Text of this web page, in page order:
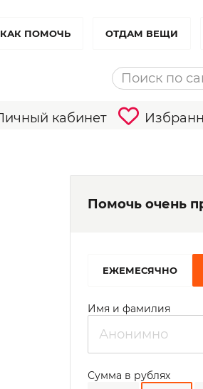
КАК ПОМОЧЬ ОТДАМ ВЕЩИ
кабинет
Помочь очень
EЖЕМЕСЯЧНО
Имя и фамилия
Сумма в рублях